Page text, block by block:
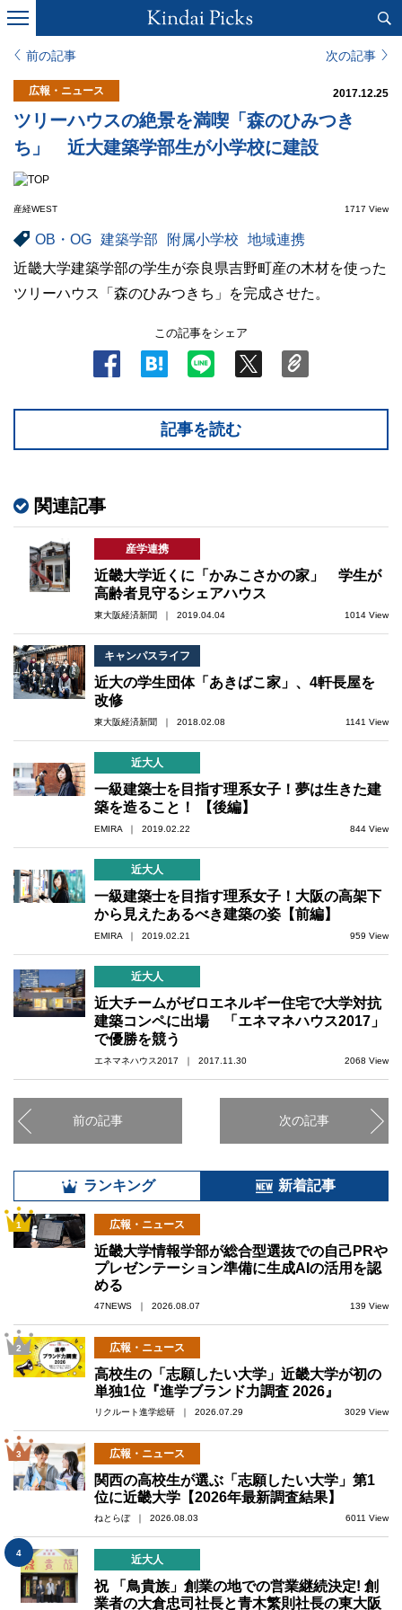
前の記事 次の記事
広報・ニュース 2017.12.25
ツリーハウスの絶景を満喫「森のひみつき
ち」 近大建築学部生が小学校に建設
産経WEST 1717 View
OB・OG 建築学部 附属小学校
地域連携
近畿大学建築学部の学生が奈良県吉野町産の木材を使った
ツリーハウス「森のひみつきち」を完成させた。
この記事をシェア
記事を読む
関連記事
産学連携
近畿大学近くに「かみこさかの家」 学生が
高齢者見守るシェアハウス
東大阪経済新聞 ｜ 2019.04.04 1014 View
キャンパスライフ
近大の学生団体「あきばこ家」、4軒長屋を
改修
東大阪経済新聞 ｜ 2018.02.08 1141 View
近大人
一級建築士を目指す理系女子！夢は生きた建
築を造ること！ 【後編】
EMIRA ｜ 2019.02.22 844 View
近大人
一級建築士を目指す理系女子！大阪の高架下
から見えたあるべき建築の姿【前編】
EMIRA ｜ 2019.02.21 959 View
近大人
近大チームがゼロエネルギー住宅で大学対抗
建築コンペに出場 「エネマネハウス2017」
で優勝を競う
エネマネハウス2017 ｜ 2017.11.30 2068 View
前の記事 次の記事
ランキング 新着記事
1 広報・ニュース
近畿大学情報学部が総合型選抜での自己PRや
プレゼンテーション準備に生成AIの活用を認
める
47NEWS ｜ 2026.08.07 139 View
2 広報・ニュース
高校生の「志願したい大学」近畿大学が初の
単独1位『進学ブランド力調査 2026』
リクルート進学総研 ｜ 2026.07.29 3029 View
3 広報・ニュース
関西の高校生が選ぶ「志願したい大学」第1
位に近畿大学【2026年最新調査結果】
ねとらぼ ｜ 2026.08.03 6011 View
4
近大人
祝 「鳥貴族」創業の地での営業継続決定! 創
業者の大倉忠司社長と青木繁則社長の東大阪